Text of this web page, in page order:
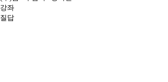
강좌
질답